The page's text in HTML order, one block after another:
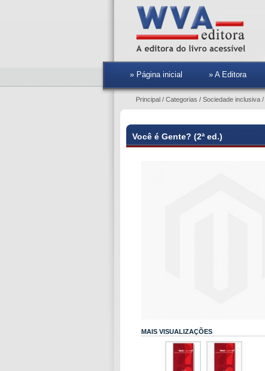
» Página inicial » A Editora
Principal / Categorias / Sociedade inclusiva /
Você é Gente? (2ª ed.)
MAIS VISUALIZAÇÕES